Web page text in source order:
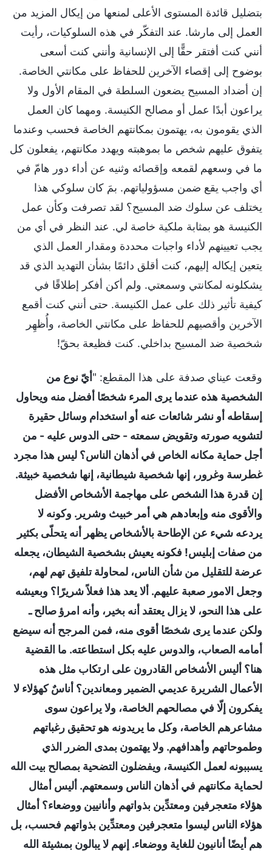
بتضليل قائدة المستوى الأعلى لمنعها من إيكال المزيد من
العمل إلى مارشا. عند التفكّر في هذه السلوكيات، رأيت
أنني كنت أفتقر حقًّا إلى الإنسانية وأنني كنت أسعى
بوضوح إلى إقصاء الآخرين للحفاظ على مكانتي الخاصة.
إن أضداد المسيح يضعون السلطة في المقام الأول ولا
يراعون أبدًا عمل أو مصالح الكنيسة. ومهما كان العمل
الذي يقومون به، يهتمون بمكانتهم الخاصة فحسب وعندما
يتفوق عليهم شخص ما بموهبته ويهدد مكانتهم، يفعلون كل
ما في وسعهم لقمعه وإقصائه وثنيه عن أداء دور هامّ في
أي واجب يقع ضمن مسؤولياتهم. بمَ كان سلوكي هذا
يختلف عن سلوك ضد المسيح؟ لقد تصرفت وكأن عمل
الكنيسة هو بمثابة ملكية خاصة لي. عند النظر في أي من
يجب تعيينهم لأداء واجبات محددة ومقدار العمل الذي
يتعين إيكاله إليهم، كنت أقلق دائمًا بشأن التهديد الذي قد
يشكلونه لمكانتي وسمعتي. ولم أكن أفكر إطلاقًا في
كيفية تأثير ذلك على عمل الكنيسة. حتى أنني كنت أقمع
الآخرين وأقصيهم للحفاظ على مكانتي الخاصة، وأُظهِر
شخصية ضد المسيح بداخلي. كنت فظيعة بحقّ!
وقعت عيناي صدفة على هذا المقطع: "أيّ نوع من
الشخصية هذه عندما يرى المرء شخصًا أفضل منه ويحاول
إسقاطه أو نشر شائعات عنه أو استخدام وسائل حقيرة
لتشويه صورته وتقويض سمعته - حتى الدوس عليه - من
أجل حماية مكانه الخاص في أذهان الناس؟ ليس هذا مجرد
غطرسة وغرور، إنها شخصية شيطانية، إنها شخصية خبيثة.
إن قدرة هذا الشخص على مهاجمة الأشخاص الأفضل
والأقوى منه وإبعادهم هي أمر خبيث وشرير. وكونه لا
يردعه شيء عن الإطاحة بالأشخاص يظهر أنه يتحلّى بكثير
من صفات إبليس! فكونه يعيش بشخصية الشيطان، يجعله
عرضة للتقليل من شأن الناس، لمحاولة تلفيق تهم لهم،
وجعل الامور صعبة عليهم. ألا يعد هذا فعلاً شريرًا؟ وبعيشه
على هذا النحو، لا يزال يعتقد أنه بخير، وأنه امرؤ صالح ـ
ولكن عندما يرى شخصًا أقوى منه، فمن المرجح أنه سيضع
أمامه الصعاب، والدوس عليه بكل استطاعته. ما القضية
هنا؟ أليس الأشخاص القادرون على ارتكاب مثل هذه
الأعمال الشريرة عديمي الضمير ومعاندين؟ أناسٌ كهؤلاء لا
يفكرون إلّا في مصالحهم الخاصة، ولا يراعون سوى
مشاعرهم الخاصة، وكل ما يريدونه هو تحقيق رغباتهم
وطموحاتهم وأهدافهم. ولا يهتمون بمدى الضرر الذي
يسببونه لعمل الكنيسة، ويفضلون التضحية بمصالح بيت الله
لحماية مكانتهم في أذهان الناس وسمعتهم. أليس أمثال
هؤلاء متعجرفين ومعتدِّين بذواتهم وأنانيين ووضعاء؟ أمثال
هؤلاء الناس ليسوا متعجرفين ومعتدِّين بذواتهم فحسب، بل
هم أيضًا أنانيون للغاية ووضعاء. إنهم لا يبالون بمشيئة الله